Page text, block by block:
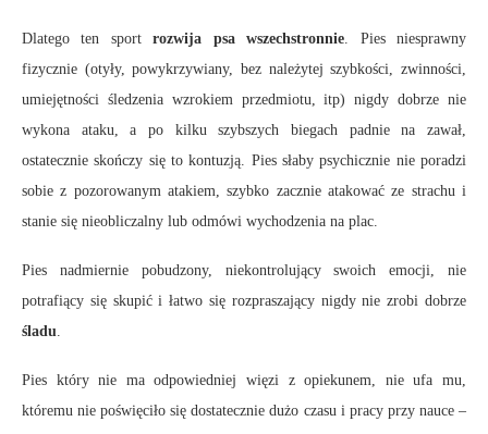
Dlatego ten sportrozwija psa wszechstronnie . Pies niesprawny
fizycznie (otyły, powykrzywiany, bez należytej szybkości, zwinności,
umiejętności śledzenia wzrokiem przedmiotu, itp) nigdy dobrze nie
wykona ataku, a po kilku szybszych biegach padnie na zawał,
ostatecznie skończy się to kontuzją. Pies słaby psychicznie nie poradzi
sobie z pozorowanym atakiem, szybko zacznie atakować ze strachu i
stanie się nieobliczalny lub odmówi wychodzenia na plac.
Pies nadmiernie pobudzony, niekontrolujący swoich emocji, nie
potrafiący się skupić i łatwo się rozpraszający nigdy nie zrobi dobrze
śladu
Pies który nie ma odpowiedniej więzi z opiekunem, nie ufa mu,
któremu nie poświęciło się dostatecznie dużo czasu i pracy przy nauce –